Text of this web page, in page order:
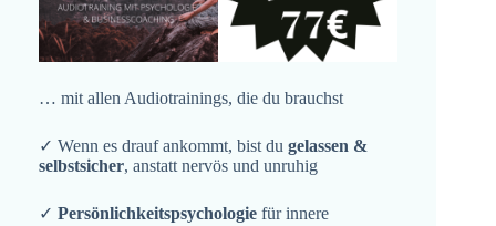
… mit allen Audiotrainings, die du brauchst
✓ Wenn es drauf ankommt, bist du gelassen &
selbstsicher, anstatt nervös und unruhig
✓ Persönlichkeitspsychologie für innere